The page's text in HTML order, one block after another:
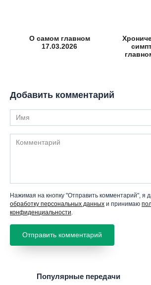
О самом главном
17.03.2026
Добавить комментарий
Имя
Комментарий
Нажимая на кнопку "Отправить комментарий", я
обработку персональных данных и принимаю
конфиденциальности.
Популярные передачи